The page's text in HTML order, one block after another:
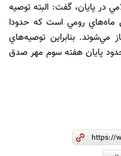
در پايان، گفت: البته توصيه
ماه‌هاي رومي است که حدودا
بنابراين توصيه‌هاي
پايان هفته سوم مهر صدق